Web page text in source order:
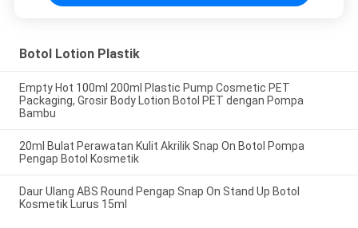
Botol Lotion Plastik
Empty Hot 100ml 200ml Plastic Pump Cosmetic PET
Packaging, Grosir Body Lotion Botol PET dengan Pompa
Bambu
20ml Bulat Perawatan Kulit Akrilik Snap On Botol Pompa
Pengap Botol Kosmetik
Daur Ulang ABS Round Pengap Snap On Stand Up Botol
Kosmetik Lurus 15ml